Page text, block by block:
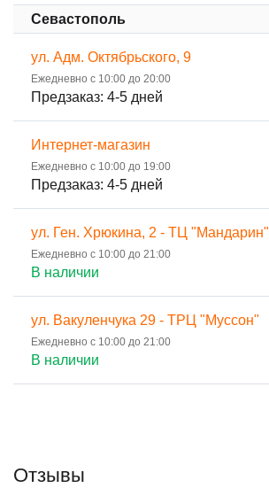
Севастополь
ул. Адм. Октябрьского, 9
Ежедневно с 10:00 до 20:00
Предзаказ: 4-5 дней
Интернет-магазин
Ежедневно с 10:00 до 19:00
Предзаказ: 4-5 дней
ул. Ген. Хрюкина, 2 - ТЦ "Мандарин"
Ежедневно с 10:00 до 21:00
В наличии
ул. Вакуленчука 29 - ТРЦ "Муссон"
Ежедневно с 10:00 до 21:00
В наличии
Отзывы